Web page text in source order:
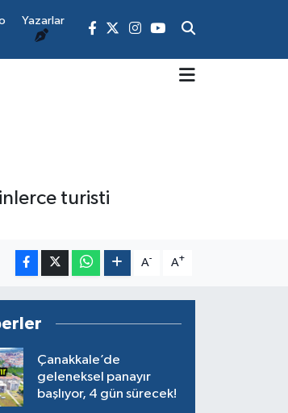
Yazarlar
turisti
A- A+
Çanakkale’de
geleneksel panayır
başlıyor, 4 gün sürecek!